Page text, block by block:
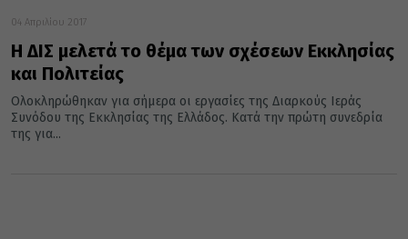
04 Απριλίου 2017
Η ΔΙΣ μελετά το θέμα των σχέσεων Εκκλησίας
και Πολιτείας
Ολοκληρώθηκαν για σήμερα οι εργασίες της Διαρκούς Ιεράς
Συνόδου της Εκκλησίας της Ελλάδος. Κατά την πρώτη συνεδρία
της για...